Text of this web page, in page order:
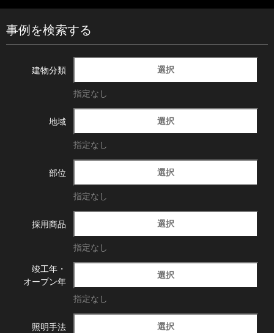
事例を検索する
建物分類 選択
指定なし
地域 選択
指定なし
部位 選択
指定なし
採用商品 選択
指定なし
竣工年・
オープン年
選択
指定なし
照明手法 選択